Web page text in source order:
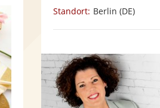
Standort: Berlin (DE)